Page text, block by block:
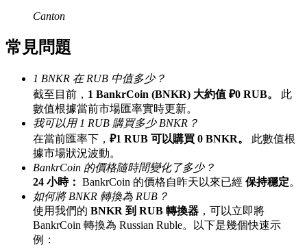
Bitrue渠道合伙人
邀请好友
邀請朋友獲得現金獎勵
Canton
常見問題
1 BNKR 在 RUB 中值多少？
截至目前， 1 BankrCoin (BNKR) 大約值 ₽0 RUB。
此
數值根據當前市場匯率實時更新。
我可以用 1 RUB 購買多少 BNKR？
在當前匯率下， ₽1 RUB 可以購買 0 BNKR。
此數值根
據市場狀況波動。
BankrCoin 的價格隨時間變化了多少？
24 小時： BankrCoin 的價格自昨天以來已經 保持穩定。
如何將 BNKR 轉換為 RUB？
使用我們的 BNKR 到 RUB 轉換器 ，可以立即將
BankrCoin 轉換為 Russian Ruble。以下是幾個快速示
例：